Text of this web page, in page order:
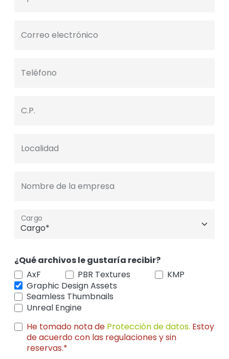
Correo electrónico
Teléfono
C.P.
Localidad
Nombre de la empresa
Cargo
¿Qué archivos le gustaría recibir?
AxF
PBR Textures
KMP
Graphic Design Assets
Seamless Thumbnails
Unreal Engine
He tomado nota de Protección de datos. Estoy
de acuerdo con las regulaciones y sin
reservas.*